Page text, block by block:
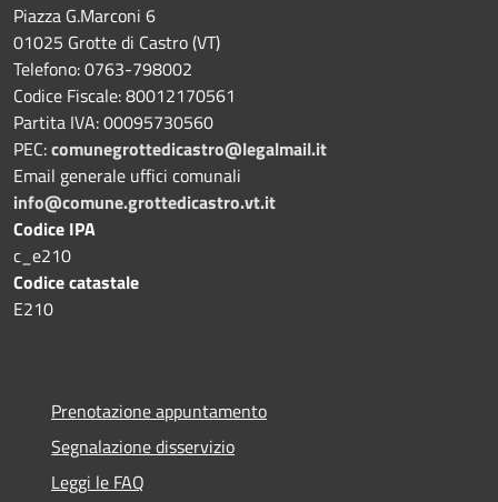
Piazza G.Marconi 6
01025 Grotte di Castro (VT)
Telefono: 0763-798002
Codice Fiscale: 80012170561
Partita IVA: 00095730560
PEC:comunegrottedicastro@legalmail.it
Email generale uffici comunali
info@comune.grottedicastro.vt.it
Codice IPA
c_e210
Codice catastale
E210
Prenotazione appuntamento
Segnalazione disservizio
Leggi le FAQ